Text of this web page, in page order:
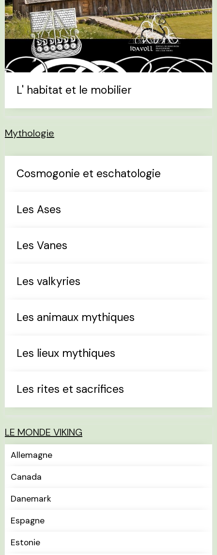
L' habitat et le mobilier
Mythologie
Cosmogonie et eschatologie
Les Ases
Les Vanes
Les valkyries
Les animaux mythiques
Les lieux mythiques
Les rites et sacrifices
LE MONDE VIKING
Allemagne
Canada
Danemark
Espagne
Estonie